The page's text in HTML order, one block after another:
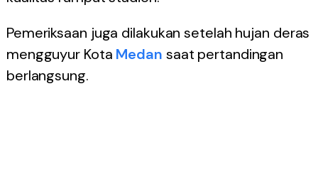
Pemeriksaan juga dilakukan setelah hujan deras
mengguyur Kota Medan saat pertandingan
berlangsung.